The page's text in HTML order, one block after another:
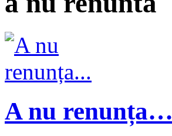
A nu renunța…